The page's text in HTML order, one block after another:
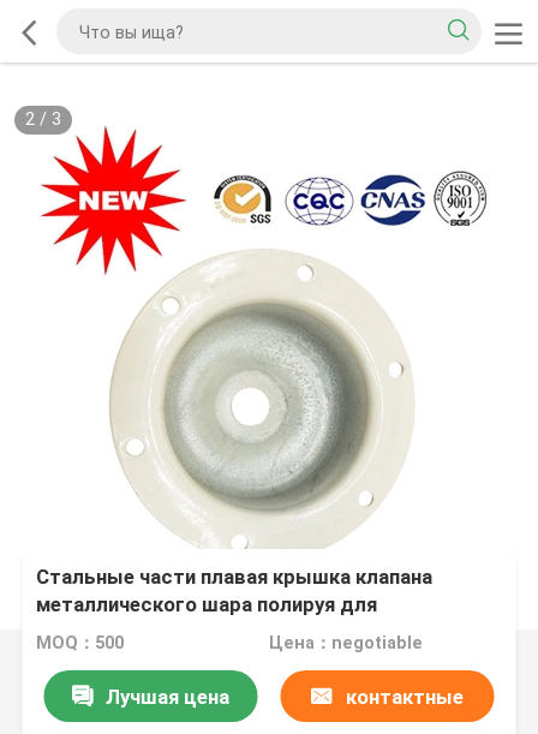
2/ 3
Стальные части плавая крышка клапана
металлического шара полируя для
европейского и американского
MOQ：500 Цена：negotiable
Лучшая цена контактные